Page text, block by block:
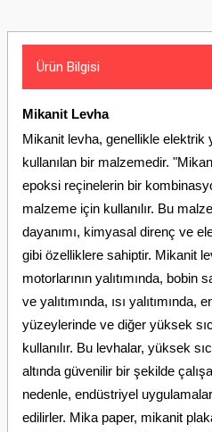
Ürün Bilgisi
Mikanit Levha
Mikanit levha, genellikle elektrik
kullanılan bir malzemedir.
epoksi reçinelerin bir
malzeme için kullanılır. Bu
dayanımı, kimyasal direnç ve
gibi özelliklere sahiptir. Mikanit
motorlarının yalıtımında, bobin
ve yalıtımında, ısı yalıtımında,
yüzeylerinde ve diğer yüksek
kullanılır. Bu levhalar, yüksek
altında güvenilir bir şekilde
nedenle, endüstriyel
edilirler. Mika paper, mikanit